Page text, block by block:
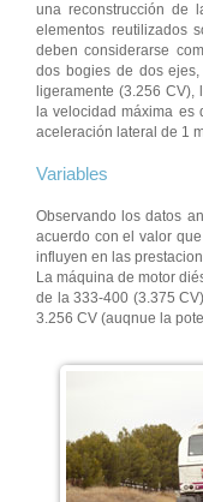
una reconstrucción de
elementos reutilizados
deben considerarse
dos bogies de dos
ligeramente (3.256
la velocidad máxima es
aceleración lateral de 1
Variables
Observando los datos
acuerdo con el valor
influyen en las
La máquina de motor
de la 333-400 (3.375
3.256 CV (auqnue la